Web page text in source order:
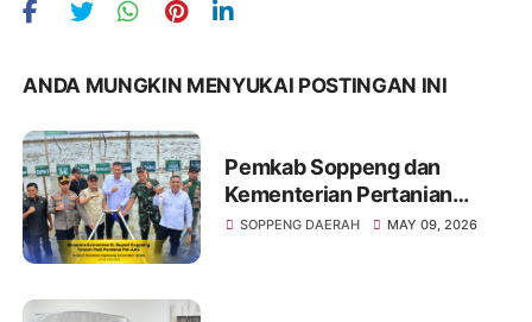
ANDA MUNGKIN MENYUKAI POSTINGAN INI
Pemkab Soppeng dan
Kementerian Pertanian
Dorong Transformasi
SOPPENG DAERAH MAY 09, 2026